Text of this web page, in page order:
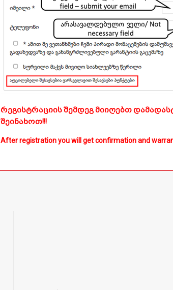
რეგისტრაციის შემდეგ მიიღებთ
შეინახოთ!!!
After registration you will get confirmation and